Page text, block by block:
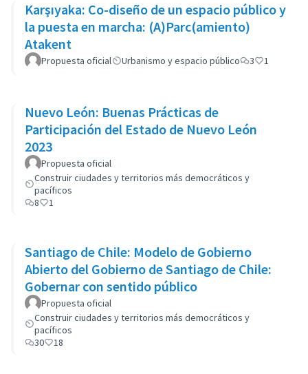
Karşıyaka: Co-diseño de un espacio público y
la puesta en marcha: (A)Parc(amiento)
Atakent
Propuesta oficial Urbanismo y espacio público 3 1
Nuevo León: Buenas Prácticas de
Participación del Estado de Nuevo León
2023
Propuesta oficial
Construir ciudades y territorios más democráticos y
pacíficos
8
1
Santiago de Chile: Modelo de Gobierno
Abierto del Gobierno de Santiago de Chile:
Gobernar con sentido público
Propuesta oficial
Construir ciudades y territorios más democráticos y
pacíficos
30
18